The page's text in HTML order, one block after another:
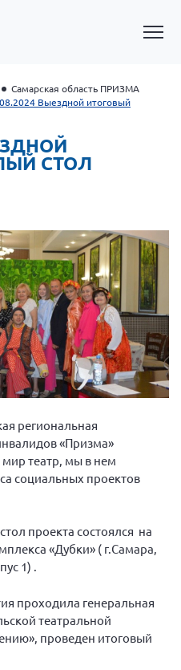
Кичигина Н. Ф.
О.В.
Н.В.
Ф.В.
Д.Е.
А.В.
И.В.
Г.М.
2025
2025
Самарская область ПРИЗМА
Выездной итоговый
СТОЛ
региональная
«Призма»
мир театр, мы в нем
социальных проектов
проекта состоялся на
«Дубки» ( г.Самара,
1) .
проходила генеральная
театральной
проведен итоговый